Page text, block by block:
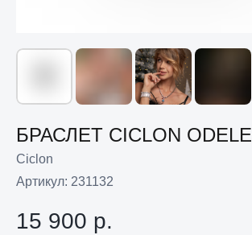
БРАСЛЕТ CICLON ODELE
Ciclon
Артикул: 231132
15 900 р.